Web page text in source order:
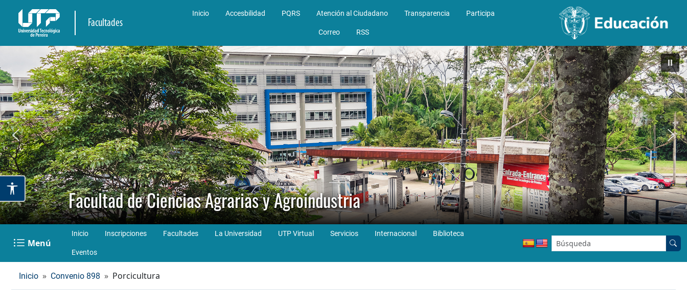
Facultades
Inicio Accesbilidad PQRS Atención al Ciudadano Transparencia Participa
Correo RSS
Facultad de Ciencias Agrarias y Agroindustria
Menú
Inicio Inscripciones Facultades La Universidad UTP Virtual Servicios Internacional Biblioteca
Eventos
Buscar en el sitio:
Inicio Convenio 898 Porcicultura